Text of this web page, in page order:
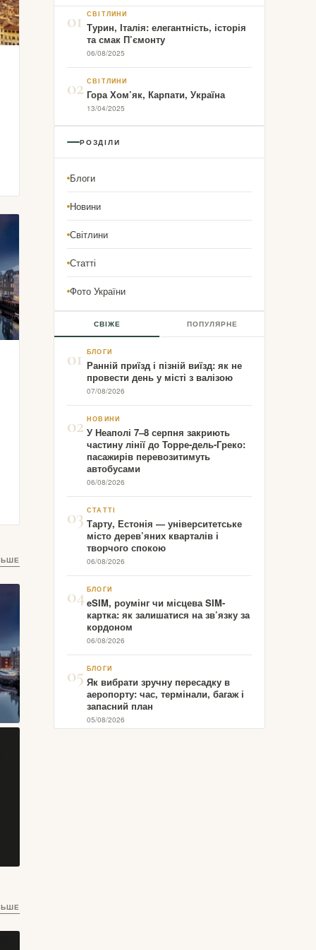
01 СВІТЛИНИ
Турин, Італія: елегантність, історія
та смак П’ємонту
06/08/2025
02 СВІТЛИНИ
Гора Хом’як, Карпати, Україна
13/04/2025
РОЗДІЛИ
Блоги
Новини
Світлини
Статті
Фото України
СВІЖЕ ПОПУЛЯРНЕ
01 БЛОГИ
Ранній приїзд і пізній виїзд: як не
провести день у місті з валізою
07/08/2026
02 НОВИНИ
У Неаполі 7–8 серпня закриють
частину лінії до Торре-дель-Греко:
пасажирів перевозитимуть
автобусами
06/08/2026
03 СТАТТІ
Тарту, Естонія — університетське
місто дерев’яних кварталів і
творчого спокою
06/08/2026
04 БЛОГИ
eSIM, роумінг чи місцева SIM-
картка: як залишатися на зв’язку за
кордоном
06/08/2026
05 БЛОГИ
Як вибрати зручну пересадку в
аеропорту: час, термінали, багаж і
запасний план
05/08/2026